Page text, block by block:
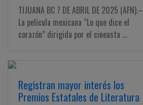
TIJUANA BC 7 DE ABRIL DE 2025 (AFN).–
La película mexicana “Lo que dice el
corazón” dirigida por el cineasta ...
Registran mayor interés los
Premios Estatales de Literatura